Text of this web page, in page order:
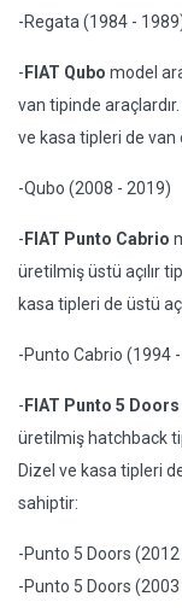
-Regata (1984 -
- FIAT Qubo model
van tipinde
ve kasa tipleri de van
-Qubo (2008 - 2019)
- FIAT Punto Cabrio
üretilmiş üstü açılır
kasa tipleri de üstü
-Punto Cabrio (1994
- FIAT Punto 5 Doors
üretilmiş hatchback
Dizel ve kasa tipleri
sahiptir:
-Punto 5 Doors
-Punto 5 Doors